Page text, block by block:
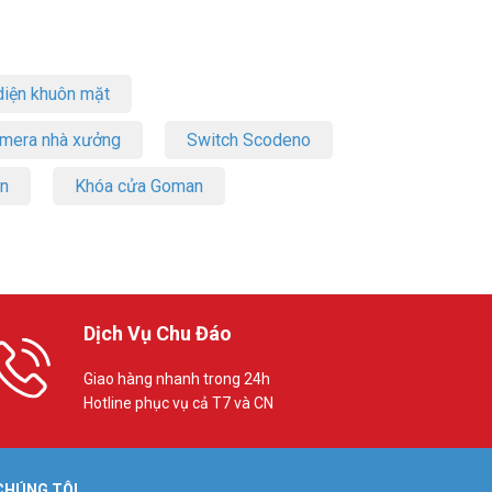
khuôn mặt
nhà xưởng Switch Scodeno
Khóa cửa Goman
Dịch Vụ Chu Đáo
Giao hàng nhanh trong 24h
Hotline phục vụ cả T7 và CN